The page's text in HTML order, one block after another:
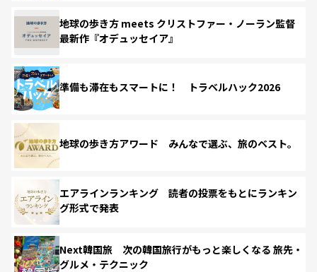
地球の歩き方 meets クリストファー・ノーラン監督
最新作『オデュッセイア』
準備も滞在もスマートに！ トラベルハック2026
地球の歩き方アワード みんなで選ぶ、旅のベスト。
エアラインランキング 読者の投票をもとにランキン
グ形式で発表
Next韓国旅 次の韓国旅行がもっと楽しくなる 旅先・
グルメ・テクニック